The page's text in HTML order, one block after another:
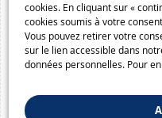
cookies. En cliquant sur «
cookies soumis à votre
Vous pouvez retirer votre
sur le lien accessible dans
données personnelles. Pour